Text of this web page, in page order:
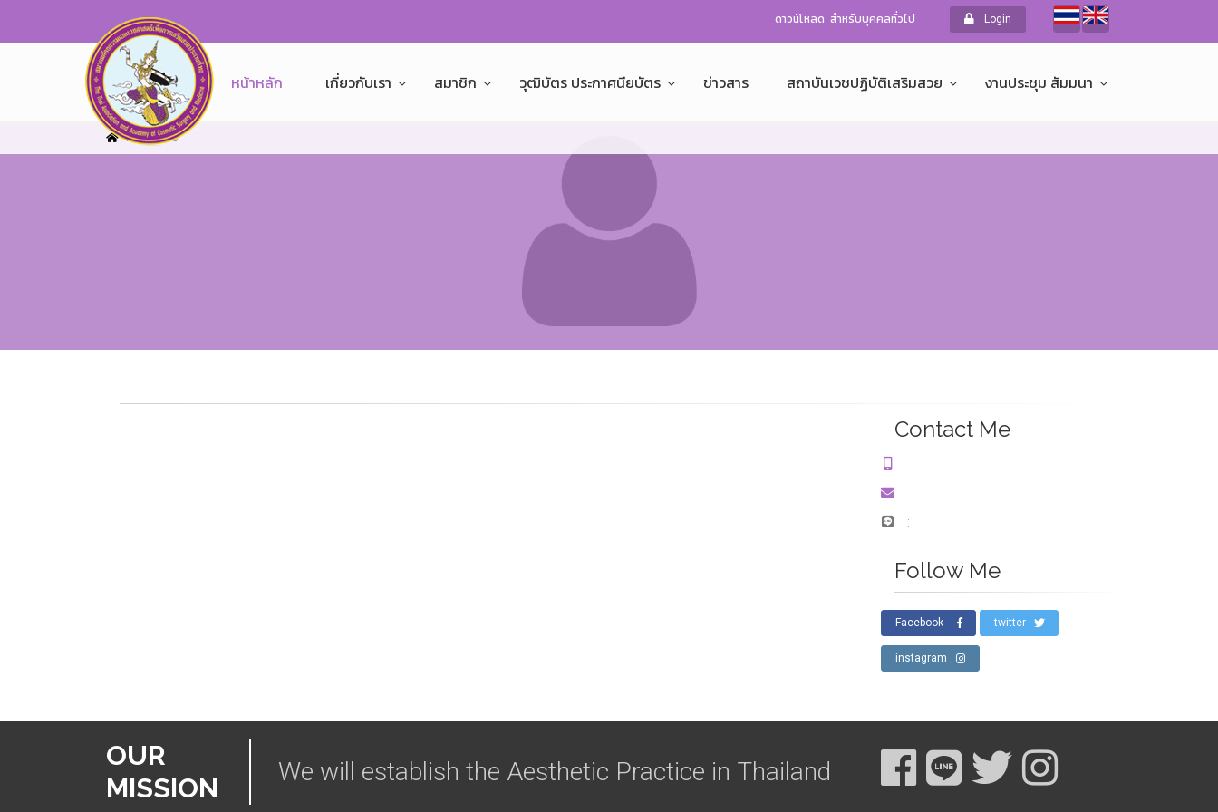
ดาวน์โหลด สำหรับบุคคลทั่วไป Login
หน้าหลัก เกี่ยวกับเรา สมาชิก วุฒิบัตร ประกาศนียบัตร ข่าวสาร สถาบันเวชปฏิบัติเสริมสวย งานประชุม สัมมนา
Home 5
Contact Me
:
Follow Me
Facebook twitter
instagram
OUR
MISSION
We will establish the Aesthetic Practice in Thailand